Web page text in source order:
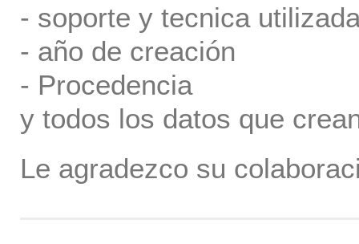
- soporte y tecnica
- año de creación
- Procedencia
y todos los datos que
Le agradezco su